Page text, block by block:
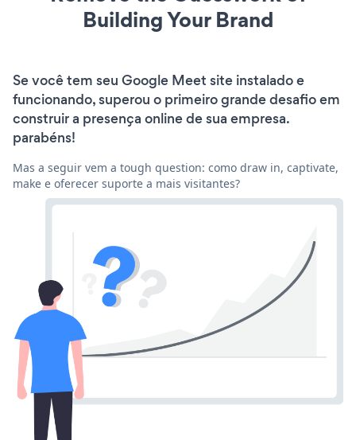
Building Your Brand
Se você tem seu Google Meet site instalado e
funcionando, superou o primeiro grande desafio em
construir a presença online de sua empresa.
parabéns!
Mas a seguir vem a tough question: como draw in, captivate,
make e oferecer suporte a mais visitantes?